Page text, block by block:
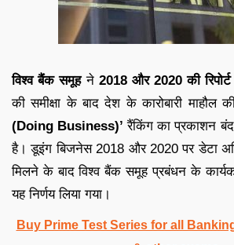
विश्व बैंक समूहने 2018 और 2020 की
की समीक्षा के बाद देश के कारोबारी माहौल
(Doing Business)’रैंकिंग का प्रकाशन
है। डूइंग बिजनेस 2018 और 2020 पर डेटा
मिलने के बाद विश्व बैंक समूह प्रबंधन के
यह निर्णय लिया गया।
Buy Prime Test Series for all